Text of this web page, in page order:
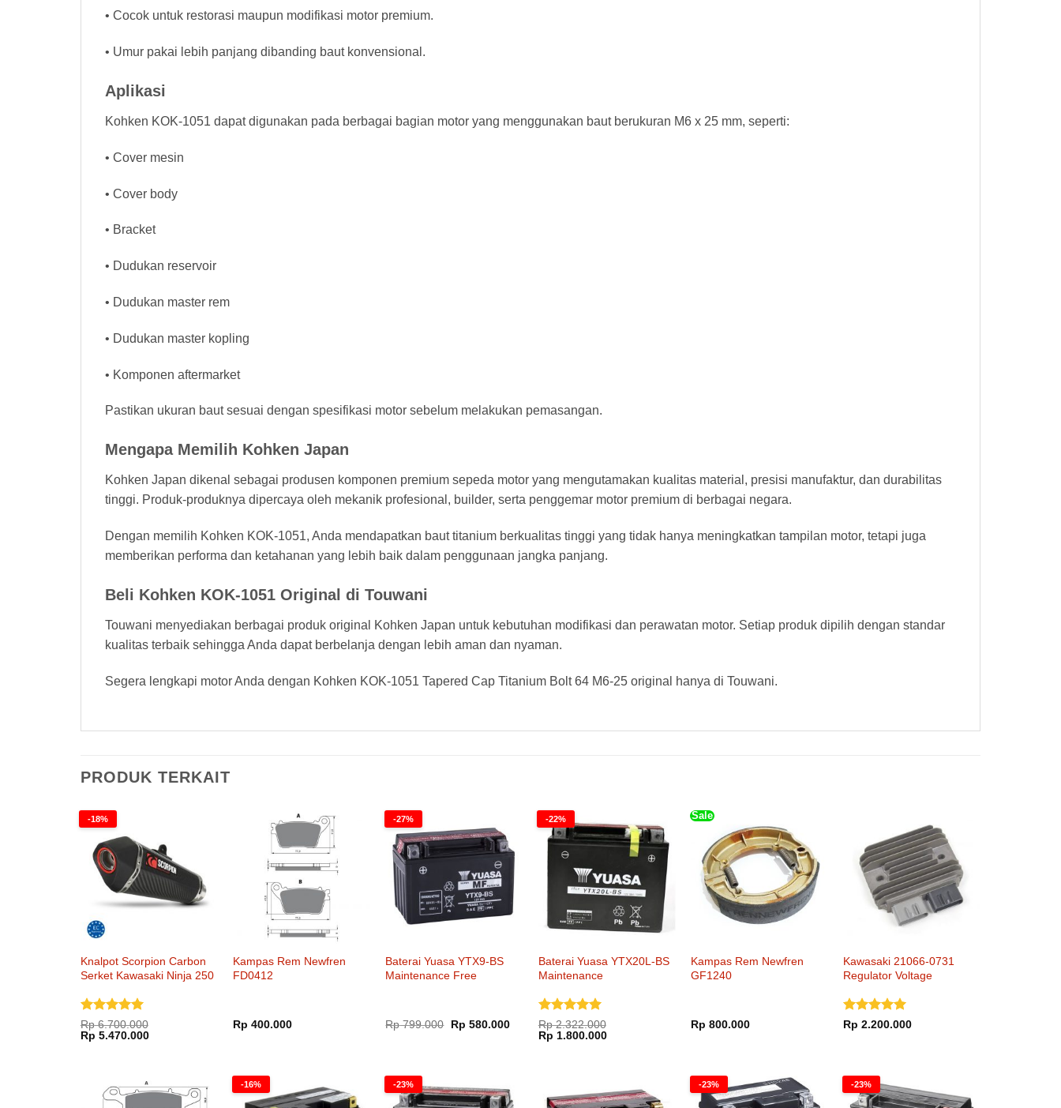
• Cocok untuk restorasi maupun modifikasi motor premium.
• Umur pakai lebih panjang dibanding baut konvensional.
Aplikasi
Kohken KOK-1051 dapat digunakan pada berbagai bagian motor yang menggunakan baut berukuran M6 x 25 mm, seperti:
• Cover mesin
• Cover body
• Bracket
• Dudukan reservoir
• Dudukan master rem
• Dudukan master kopling
• Komponen aftermarket
Pastikan ukuran baut sesuai dengan spesifikasi motor sebelum melakukan pemasangan.
Mengapa Memilih Kohken Japan
Kohken Japan dikenal sebagai produsen komponen premium sepeda motor yang mengutamakan kualitas material, presisi manufaktur, dan durabilitas
tinggi. Produk-produknya dipercaya oleh mekanik profesional, builder, serta penggemar motor premium di berbagai negara.
Dengan memilih Kohken KOK-1051, Anda mendapatkan baut titanium berkualitas tinggi yang tidak hanya meningkatkan tampilan motor, tetapi juga
memberikan performa dan ketahanan yang lebih baik dalam penggunaan jangka panjang.
Beli Kohken KOK-1051 Original di Touwani
Touwani menyediakan berbagai produk original Kohken Japan untuk kebutuhan modifikasi dan perawatan motor. Setiap produk dipilih dengan standar
kualitas terbaik sehingga Anda dapat berbelanja dengan lebih aman dan nyaman.
Segera lengkapi motor Anda dengan Kohken KOK-1051 Tapered Cap Titanium Bolt 64 M6-25 original hanya di Touwani.
PRODUK TERKAIT
-18%
Knalpot Scorpion Carbon
Serket Kawasaki Ninja 250
Dinilai5
dari 5
Rp6.700.000
Harga
aslinya
Rp 5.470.000Harga
Kampas Rem Newfren
FD0412
Rp 400.000
-27%
Baterai Yuasa YTX9-BS
Maintenance Free
Rp799.000 Harga
aslinya
Rp 580.000Harga
-22%
Baterai Yuasa YTX20L-BS
Maintenance
Dinilai5
dari 5
Rp2.322.000
Harga
aslinya
Rp 1.800.000Harga
Sale
Kampas Rem Newfren
GF1240
Rp 800.000
Kawasaki 21066-0731
Regulator Voltage
Dinilai5
Rp 2.200.000
-16% -23% -23% -23%